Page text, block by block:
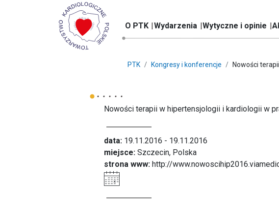
O PTK Wydarzenia Wytyczne i opinie
PTK Kongresy i konferencje Nowości
Nowości terapii w hipertensjologii i kardiologii w
data: 19.11.2016 - 19.11.2016
miejsce: Szczecin, Polska
strona www: http://